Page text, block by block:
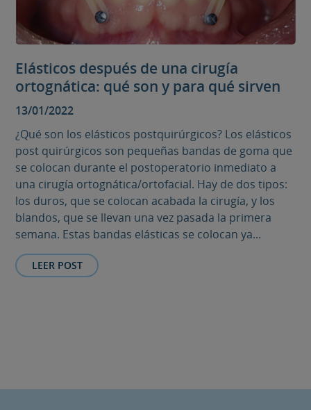
Elásticos después de una cirugía
ortognática: qué son y para qué sirven
13/01/2022
¿Qué son los elásticos postquirúrgicos? Los elásticos
post quirúrgicos son pequeñas bandas de goma que
se colocan durante el postoperatorio inmediato a
una cirugía ortognática/ortofacial. Hay de dos tipos:
los duros, que se colocan acabada la cirugía, y los
blandos, que se llevan una vez pasada la primera
semana. Estas bandas elásticas se colocan ya...
LEER POST